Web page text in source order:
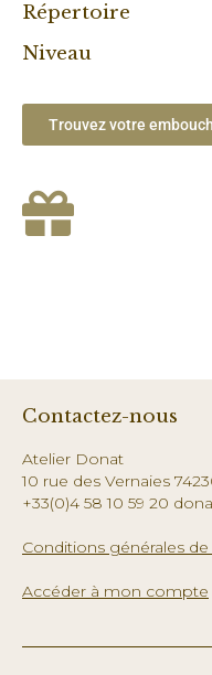
Répertoire
Niveau
Trouvez votre
Contactez-nous
Atelier Donat
10 rue des Vernaies
+33(0)4 58 10 59 20
Conditions générales
Accéder à mon compte